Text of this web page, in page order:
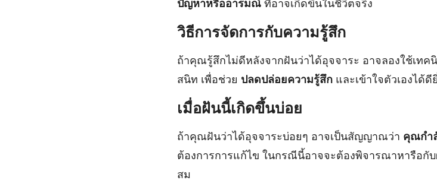
ปัญหาหรืออารมณ์ ที่อาจเกิดขึ้นในชีวิตจริง
วิธีการจัดการกับความรู้สึก
ถ้าคุณรู้สึกไม่ดีหลังจากฝันว่าได้อุจจาระ อาจลองใช้เท
สนิท เพื่อช่วย ปลดปล่อยความรู้สึก และเข้าใจตัวเองได้ดี
เมื่อฝันนี้เกิดขึ้นบ่อย
ถ้าคุณฝันว่าได้อุจจาระบ่อยๆ อาจเป็นสัญญาณว่า คุณกำ
ต้องการการแก้ไข ในกรณีนี้อาจจะต้องพิจารณาหารือกั
สม